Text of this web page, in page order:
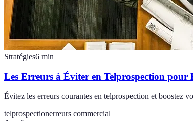
Stratégies6 min
Les Erreurs à Éviter en Telprospection pour
Évitez les erreurs courantes en telprospection et boostez
telprospectionerreurs commercial